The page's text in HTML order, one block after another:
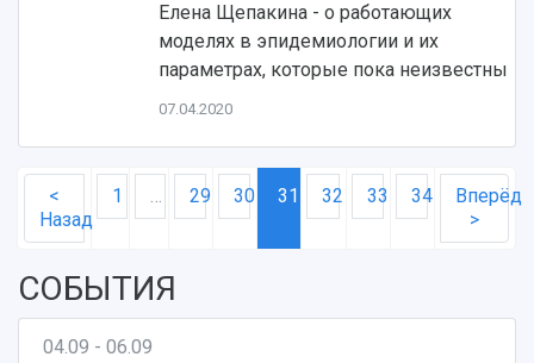
Елена Щепакина - о работающих
моделях в эпидемиологии и их
параметрах, которые пока неизвестны
07.04.2020
<
Назад
1 … 29 30 31 32 33 34
Вперёд
>
СОБЫТИЯ
04.09 - 06.09